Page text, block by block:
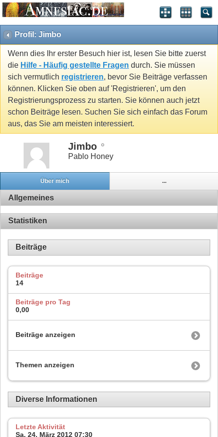
Profil: Jimbo
Wenn dies Ihr erster Besuch hier ist, lesen Sie bitte zuerst
die Hilfe - Häufig gestellte Fragen durch. Sie müssen
sich vermutlich registrieren, bevor Sie Beiträge verfassen
können. Klicken Sie oben auf 'Registrieren', um den
Registrierungsprozess zu starten. Sie können auch jetzt
schon Beiträge lesen. Suchen Sie sich einfach das Forum
aus, das Sie am meisten interessiert.
Jimbo
Pablo Honey
Über mich ...
Allgemeines
Statistiken
Beiträge
Beiträge
14
Beiträge pro Tag
0,00
Beiträge anzeigen
Themen anzeigen
Diverse Informationen
Letzte Aktivität
Sa, 24. März 2012 07:30